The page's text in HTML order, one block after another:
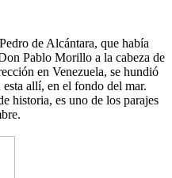
de Alcántara, que había
Pablo Morillo a la cabeza de
en Venezuela, se hundió
esta allí, en el fondo del mar.
historia, es uno de los parajes